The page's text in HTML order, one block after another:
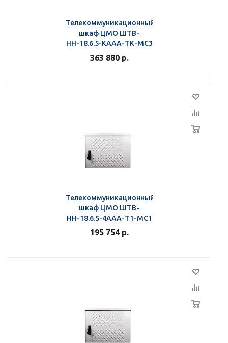
Телекоммуникационный
шкаф ЦМО ШТВ-
НН-18.6.5-КААА-ТК-МС3
363 880р.
Телекоммуникационный
шкаф ЦМО ШТВ-
НН-18.6.5-4ААА-Т1-МС1
195 754р.